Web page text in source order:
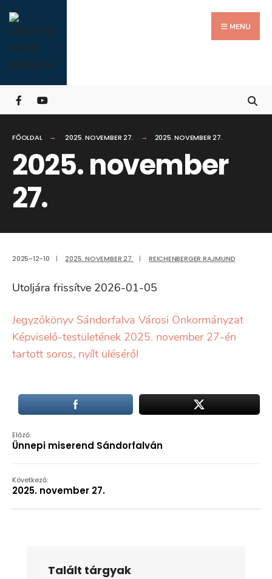
Skip
to
content
MENU
FŐOLDAL 2025. NOVEMBER 27. 2025. NOVEMBER 27.
2025. november
27.
2025-12-10 | 2025. NOVEMBER 27. | REICHENBERGER RAJMUND
Utoljára frissítve 2026-01-05
Jegyzőkönyv Sándorfalva Városi Önkormányzat
Képviselő-testületének 2025. november 27-én
tartott soros, nyílt üléséről
Előző:
Ünnepi miserend Sándorfalván
Következő:
2025. november 27.
Talált tárgyak
for:
Close